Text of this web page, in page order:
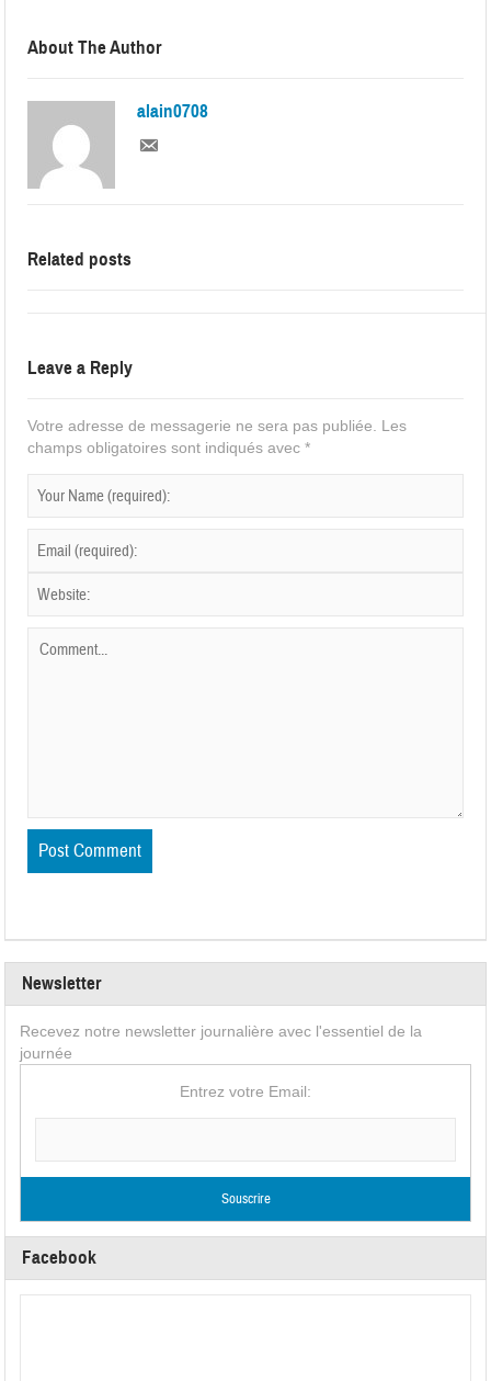
About The Author
alain0708
Related posts
Leave a Reply
Votre adresse de messagerie ne sera pas publiée. Les
champs obligatoires sont indiqués avec*
Newsletter
Recevez notre newsletter journalière avec l'essentiel de la
journée
Entrez votre Email:
Facebook